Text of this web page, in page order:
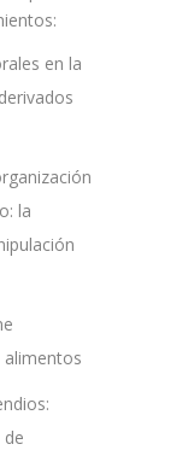
en la
la
alimentos